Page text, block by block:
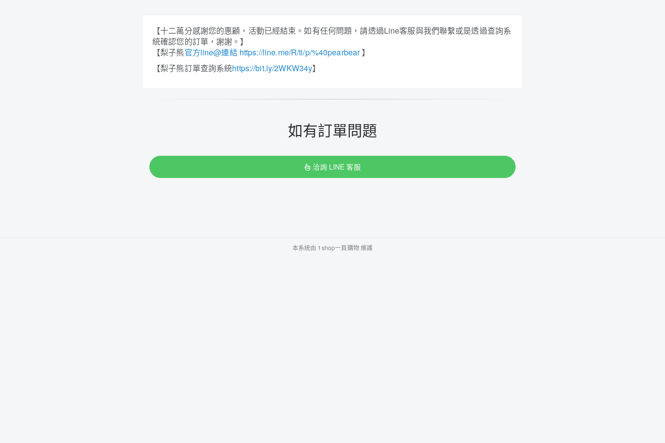
【十二萬分感謝您的惠顧，活動已經結束。如有任何問題，請透過Line客服與我們聯繫或是透過查詢系
統確認您的訂單，謝謝。】
【梨子熊官方line@連結 https://line.me/R/ti/p/%40pearbear】
【梨子熊訂單查詢系統https://bit.ly/2WKW34y】
如有訂單問題
洽詢 LINE 客服
本系統由 1shop一頁購物維護